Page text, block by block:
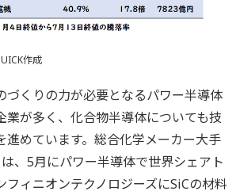
作成
づくりの力が必要となるパワー半導体
業が多く、化合物半導体についても技
進めています。総合化学メーカー大手
、5月にパワー半導体で世界シェアト
フィニオンテクノロジーズにSiCの材料